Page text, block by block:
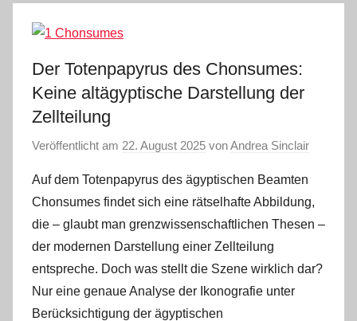
Der Totenpapyrus des Chonsumes:
Keine altägyptische Darstellung der
Zellteilung
Veröffentlicht am 22. August 2025 vonAndrea Sinclair
Auf dem Totenpapyrus des ägyptischen Beamten
Chonsumes findet sich eine rätselhafte Abbildung,
die – glaubt man grenzwissenschaftlichen Thesen –
der modernen Darstellung einer Zellteilung
entspreche. Doch was stellt die Szene wirklich dar?
Nur eine genaue Analyse der Ikonografie unter
Berücksichtigung der ägyptischen